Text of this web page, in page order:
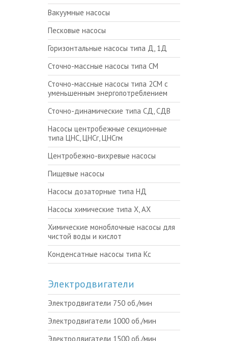
Вакуумные насосы
Песковые насосы
Горизонтальные насосы типа Д, 1Д
Сточно-массные насосы типа СМ
Сточно-массные насосы типа 2СМ с
уменьшенным энергопотреблением
Сточно-динамические типа СД, СДВ
Насосы центробежные секционные
типа ЦНС, ЦНСг, ЦНСгм
Центробежно-вихревые насосы
Пищевые насосы
Насосы дозаторные типа НД
Насосы химические типа Х, АХ
Химические моноблочные насосы для
чистой воды и кислот
Конденсатные насосы типа Кс
Электродвигатели
Электродвигатели 750 об./мин
Электродвигатели 1000 об./мин
Электродвигатели 1500 об./мин